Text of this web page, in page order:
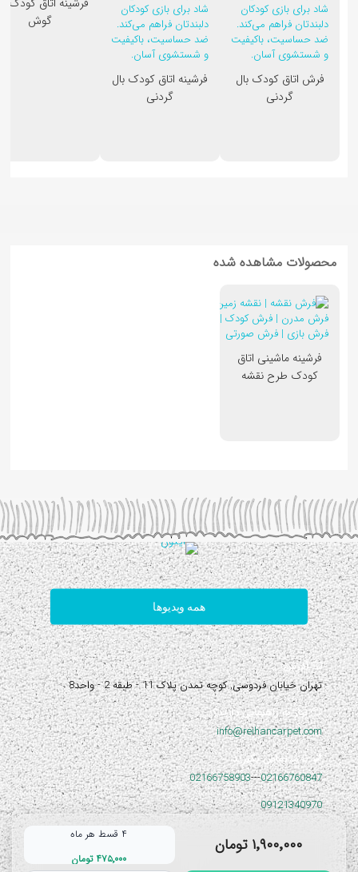
فرش اتاق کودک بال
گردنی
فرشینه اتاق کودک بال
گردنی
گوش
محصولات مشاهده شده
فرشینه ماشینی اتاق
کودک طرح نقشه
همه ویدیوها
آدرس:
تهران خیابان فردوسی, کوچه تمدن پلاک 11 - طبقه 2 - واحد8
نیاز به راهنمایی دارید؟
info@reihancarpet.com
با ما تماس بگیرید
02166760847
---
02166758903
09121340970
۱٬۹۰۰٬۰۰۰ تومان
۴ قسط هر ماه
۴۷۵٬۰۰۰ تومان